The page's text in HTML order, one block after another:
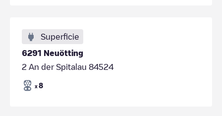
Superficie
6291 Neuötting
2 An der Spitalau 84524
x 8